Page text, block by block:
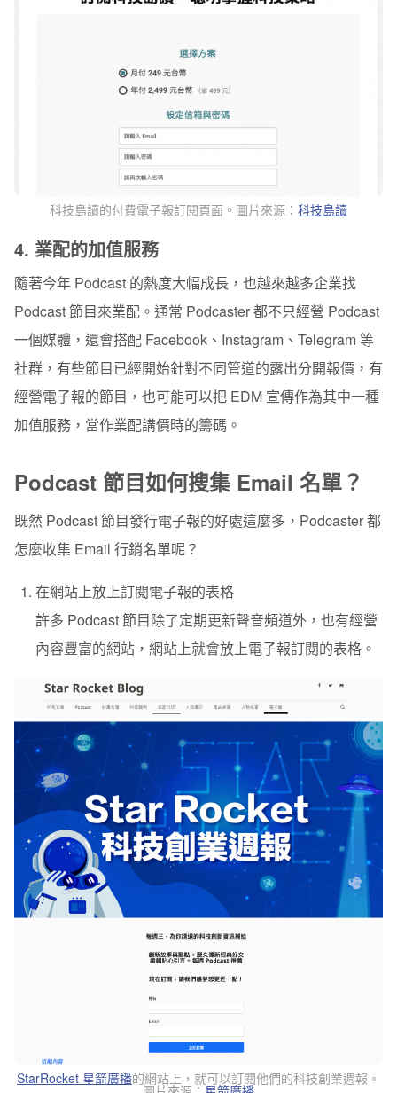
科技島讀的付費電子報訂閱頁面。圖片來源： 科技島讀
4. 業配的加值服務
隨著今年 Podcast 的熱度大幅成長，也越來越多企業找
Podcast 節目來業配。通常 Podcaster 都不只經營 Podcast
一個媒體，還會搭配 Facebook、Instagram、Telegram 等
社群，有些節目已經開始針對不同管道的露出分開報價，有
經營電子報的節目，也可能可以把 EDM 宣傳作為其中一種
加值服務，當作業配講價時的籌碼。
Podcast 節目如何搜集 Email 名單？
既然 Podcast 節目發行電子報的好處這麼多，Podcaster 都
怎麼收集 Email 行銷名單呢？
在網站上放上訂閱電子報的表格
許多 Podcast 節目除了定期更新聲音頻道外，也有經營
內容豐富的網站，網站上就會放上電子報訂閱的表格。
StarRocket 星箭廣播的網站上，就可以訂閱他們的科技創業週報。